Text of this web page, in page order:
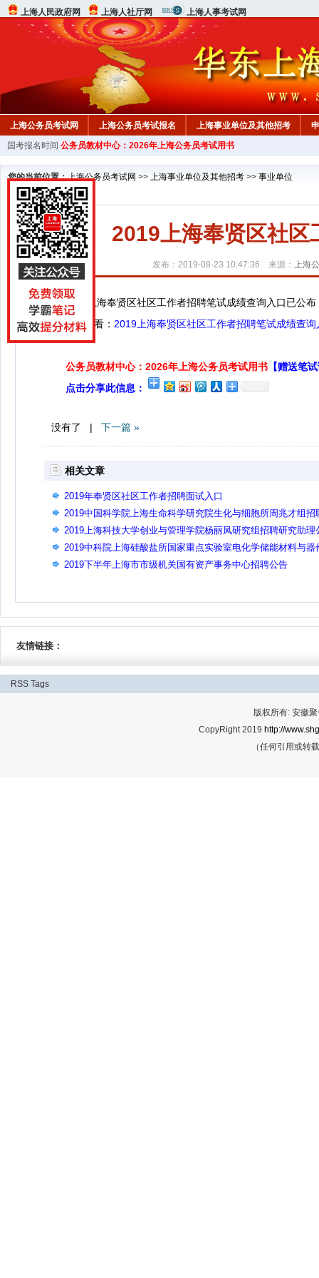
上海人民政府网 上海人社厅网 上海人事考试网
上海公务员考试网 上海公务员考试报名 上海事业单位及其他招考
国考报名时间 公务员教材中心：2026年上海公务员考试用书
您的当前位置：上海公务员考试网 >> 上海事业单位及其他招考 >> 事业单位
2019上海奉贤区社区
发布：2019-08-23 10:47:36 来源： 上海
2019上海奉贤区社区工作者招聘笔试成绩查询入口已公布
点击查看： 2019上海奉贤区社区工作者招聘笔试成绩查询
公务员教材中心：2026年上海公务员考试用书 【赠送笔
点击分享此信息：
没有了 | 下一篇 »
相关文章
2019年奉贤区社区工作者招聘面试入口
2019中国科学院上海生命科学研究院生化与细胞所周兆才组招
副研究员和博士后公告
2019上海科技大学创业与管理学院杨丽凤研究组招聘研究助理
告
2019中科院上海硅酸盐所国家重点实验室电化学储能材料与器
课题组招聘科研人员公告
2019下半年上海市市级机关国有资产事务中心招聘公告
友情链接：
RSS Tags
版权所有: 安徽
CopyRight 2019 http://
（任何引用或转